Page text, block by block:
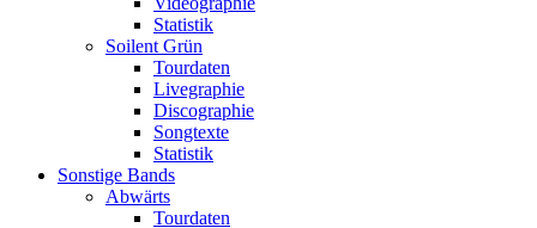
Statistik
Soilent Grün
Tourdaten
Livegraphie
Discographie
Songtexte
Statistik
Sonstige Bands
Abwärts
Tourdaten